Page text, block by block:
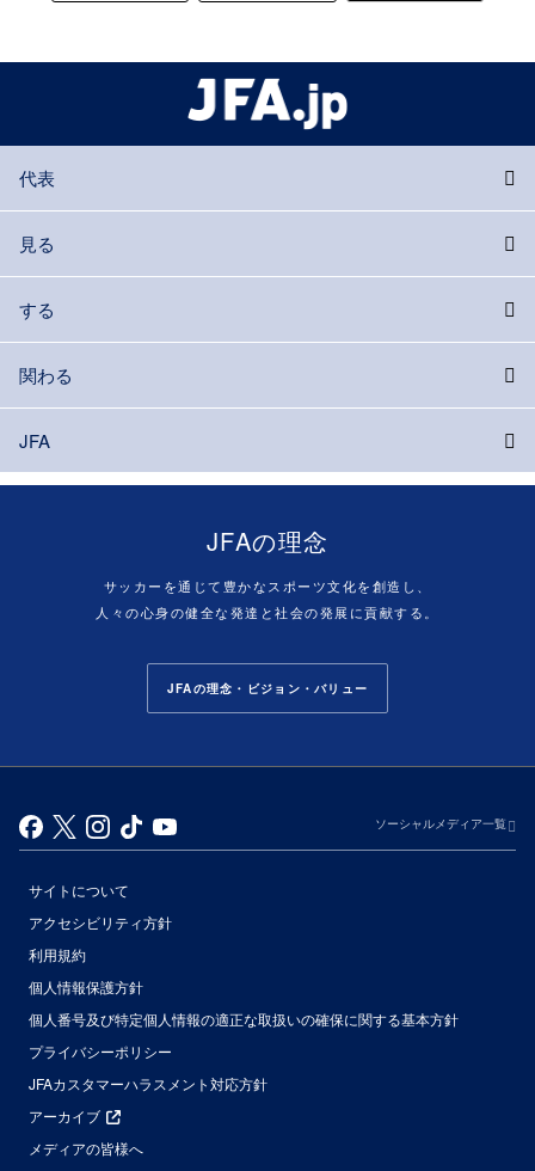
代表
見る
する
関わる
JFA
JFAの理念
サッカーを通じて豊かなスポーツ文化を創造し、
人々の心身の健全な発達と社会の発展に貢献する。
JFAの理念・ビジョン・バリュー
ソーシャルメディア一覧
サイトについて
アクセシビリティ方針
利用規約
個人情報保護方針
個人番号及び特定個人情報の適正な取扱いの確保に関する基本方針
プライバシーポリシー
JFAカスタマーハラスメント対応方針
アーカイブ
メディアの皆様へ